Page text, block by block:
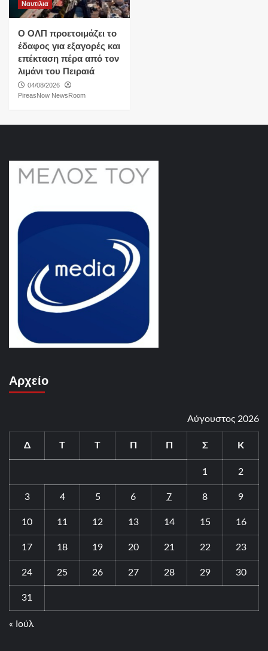
Ναυτιλια
O ΟΛΠ προετοιμάζει το
έδαφος για εξαγορές και
επέκταση πέρα από τον
λιμάνι του Πειραιά
04/08/2026
PireasNow NewsRoom
Αρχείο
Αύγουστος 2026
Δ Τ Τ Π Π Σ Κ
1 2
3 4 5 6 7 8 9
10 11 12 13 14 15 16
17 18 19 20 21 22 23
24 25 26 27 28 29 30
31
« Ιούλ